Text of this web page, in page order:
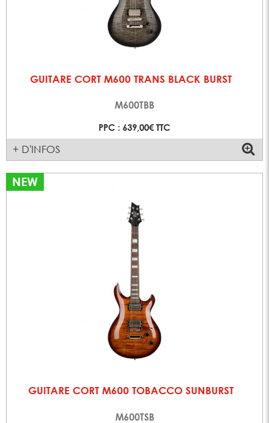
GUITARE CORT M600 TRANS BLACK BURST
M600TBB
PPC : 639,00€ TTC
+ D'INFOS
NEW
GUITARE CORT M600 TOBACCO SUNBURST
M600TSB